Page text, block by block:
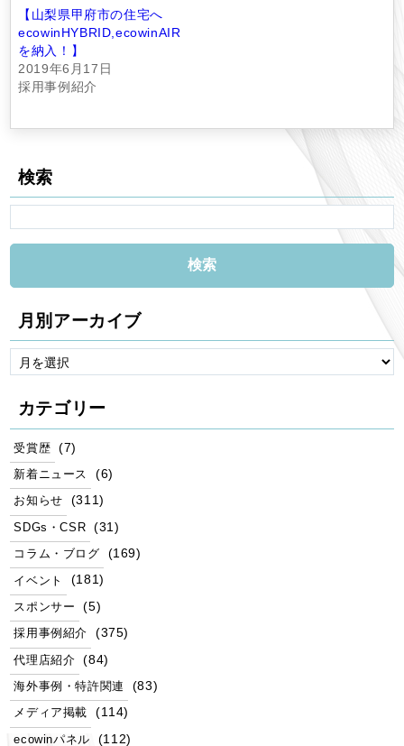
【山梨県甲府市の住宅へ
ecowinHYBRID,ecowinAIR
を納入！】
2019年6月17日
採用事例紹介
検索
月別アーカイブ
カテゴリー
受賞歴 (7)
新着ニュース (6)
お知らせ (311)
SDGs・CSR (31)
コラム・ブログ (169)
イベント (181)
スポンサー (5)
採用事例紹介 (375)
代理店紹介 (84)
海外事例・特許関連 (83)
メディア掲載 (114)
ecowinパネル (112)